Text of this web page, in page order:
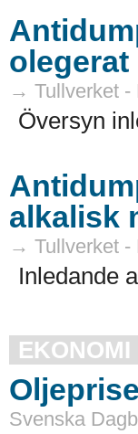
olegerat
→ Tullverket -
Översyn
alkalisk
→ Tullverket -
Inledande
EKONOMI
Svenska